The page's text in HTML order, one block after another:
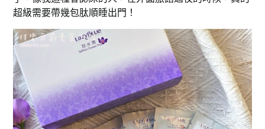
超級需要帶幾包肽順睡出門！